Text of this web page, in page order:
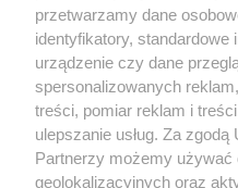
Kultura
X Facebook
przetwarzamy dane
identyfikatory, standardowe
urządzenie czy dane
spersonalizowanych
treści, pomiar reklam i
ulepszanie usług. Za
Partnerzy możemy używać
geolokalizacyjnych oraz